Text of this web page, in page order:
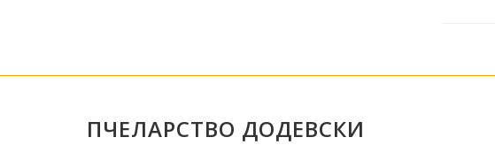
ПЧЕЛАРСТВО ДОДЕВСКИ